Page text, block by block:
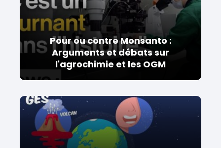
Pour ou contre Monsanto :
Arguments et débats sur
l'agrochimie et les OGM